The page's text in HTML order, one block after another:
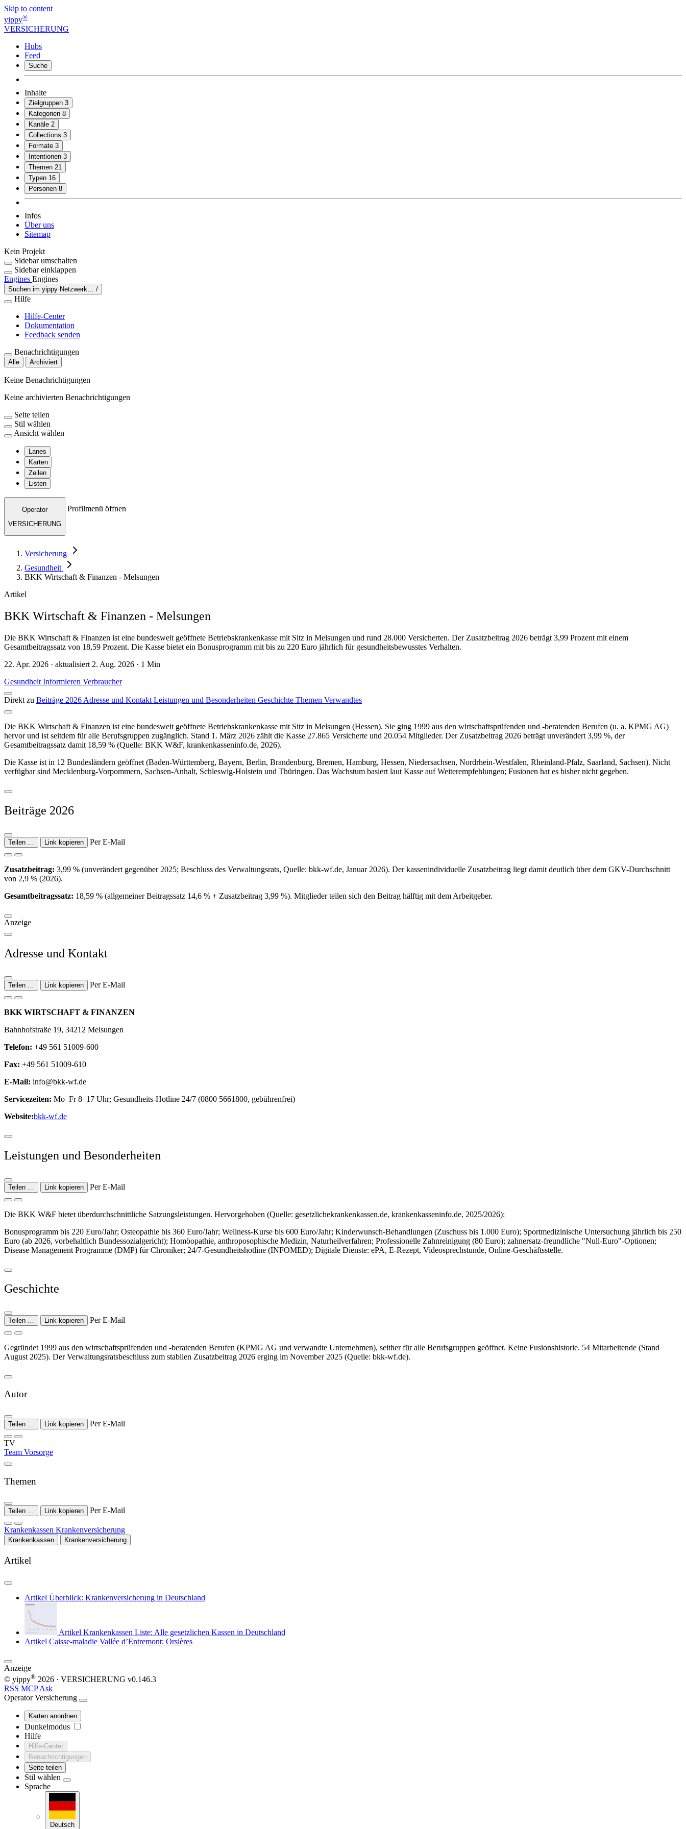
Skip to content
yippy®
VERSICHERUNG
Hubs
Feed
Suche
Inhalte
Zielgruppen 3
Kategorien 8
Kanäle 2
Collections 3
Formate 3
Intentionen 3
Themen 21
Typen 16
Personen 8
Infos
Über uns
Sitemap
Kein Projekt
Sidebar umschalten
Sidebar einklappen
Engines Engines
Suchen im yippy Netzwerk… /
Hilfe
Hilfe-Center
Dokumentation
Feedback senden
Benachrichtigungen
Alle Archiviert
Keine Benachrichtigungen
Keine archivierten Benachrichtigungen
Seite teilen
Stil wählen
Ansicht wählen
Lanes
Karten
Zeilen
Listen
Operator
VERSICHERUNG
Profilmenü öffnen
Versicherung
Gesundheit
BKK Wirtschaft & Finanzen - Melsungen
Artikel
BKK Wirtschaft & Finanzen - Melsungen
Die BKK Wirtschaft & Finanzen ist eine bundesweit geöffnete Betriebskrankenkasse mit Sitz in Melsungen und rund 28.000 Versicherten. Der Zusatzbeitrag 2026 beträgt 3,99 Prozent mit einem
Gesamtbeitragssatz von 18,59 Prozent. Die Kasse bietet ein Bonusprogramm mit bis zu 220 Euro jährlich für gesundheitsbewusstes Verhalten.
22. Apr. 2026 · aktualisiert 2. Aug. 2026 · 1 Min
Gesundheit Informieren Verbraucher
Direkt zu Beiträge 2026 Adresse und Kontakt Leistungen und Besonderheiten Geschichte Themen Verwandtes
Die BKK Wirtschaft & Finanzen ist eine bundesweit geöffnete Betriebskrankenkasse mit Sitz in Melsungen (Hessen). Sie ging 1999 aus den wirtschaftsprüfenden und -beratenden Berufen (u. a. KPMG AG)
hervor und ist seitdem für alle Berufsgruppen zugänglich. Stand 1. März 2026 zählt die Kasse 27.865 Versicherte und 20.054 Mitglieder. Der Zusatzbeitrag 2026 beträgt unverändert 3,99 %, der
Gesamtbeitragssatz damit 18,59 % (Quelle: BKK W&F, krankenkasseninfo.de, 2026).
Die Kasse ist in 12 Bundesländern geöffnet (Baden-Württemberg, Bayern, Berlin, Brandenburg, Bremen, Hamburg, Hessen, Niedersachsen, Nordrhein-Westfalen, Rheinland-Pfalz, Saarland, Sachsen). Nicht
verfügbar sind Mecklenburg-Vorpommern, Sachsen-Anhalt, Schleswig-Holstein und Thüringen. Das Wachstum basiert laut Kasse auf Weiterempfehlungen; Fusionen hat es bisher nicht gegeben.
Beiträge 2026
Teilen … Link kopieren Per E-Mail
Zusatzbeitrag: 3,99 % (unverändert gegenüber 2025; Beschluss des Verwaltungsrats, Quelle: bkk-wf.de, Januar 2026). Der kassenindividuelle Zusatzbeitrag liegt damit deutlich über dem GKV-Durchschnitt
von 2,9 % (2026).
Gesamtbeitragssatz: 18,59 % (allgemeiner Beitragssatz 14,6 % + Zusatzbeitrag 3,99 %). Mitglieder teilen sich den Beitrag hälftig mit dem Arbeitgeber.
Anzeige
Adresse und Kontakt
Teilen … Link kopieren Per E-Mail
BKK WIRTSCHAFT & FINANZEN
Bahnhofstraße 19, 34212 Melsungen
Telefon: +49 561 51009-600
Fax: +49 561 51009-610
E-Mail: info@bkk-wf.de
Servicezeiten: Mo–Fr 8–17 Uhr; Gesundheits-Hotline 24/7 (0800 5661800, gebührenfrei)
Website:bkk-wf.de
Leistungen und Besonderheiten
Teilen … Link kopieren Per E-Mail
Die BKK W&F bietet überdurchschnittliche Satzungsleistungen. Hervorgehoben (Quelle: gesetzlichekrankenkassen.de, krankenkasseninfo.de, 2025/2026):
Bonusprogramm bis 220 Euro/Jahr; Osteopathie bis 360 Euro/Jahr; Wellness-Kurse bis 600 Euro/Jahr; Kinderwunsch-Behandlungen (Zuschuss bis 1.000 Euro); Sportmedizinische Untersuchung jährlich bis 250
Euro (ab 2026, vorbehaltlich Bundessozialgericht); Homöopathie, anthroposophische Medizin, Naturheilverfahren; Professionelle Zahnreinigung (80 Euro); zahnersatz-freundliche "Null-Euro"-Optionen;
Disease Management Programme (DMP) für Chroniker; 24/7-Gesundheitshotline (INFOMED); Digitale Dienste: ePA, E-Rezept, Videosprechstunde, Online-Geschäftsstelle.
Geschichte
Teilen … Link kopieren Per E-Mail
Gegründet 1999 aus den wirtschaftsprüfenden und -beratenden Berufen (KPMG AG und verwandte Unternehmen), seither für alle Berufsgruppen geöffnet. Keine Fusionshistorie. 54 Mitarbeitende (Stand
August 2025). Der Verwaltungsratsbeschluss zum stabilen Zusatzbeitrag 2026 erging im November 2025 (Quelle: bkk-wf.de).
Autor
Teilen … Link kopieren Per E-Mail
TV
Team Vorsorge
Themen
Teilen … Link kopieren Per E-Mail
Krankenkassen Krankenversicherung
Krankenkassen Krankenversicherung
Artikel
Artikel Überblick: Krankenversicherung in Deutschland
Artikel Krankenkassen Liste: Alle gesetzlichen Kassen in Deutschland
Artikel Caisse-maladie Vallée d’Entremont: Orsières
Anzeige
© yippy® 2026 · VERSICHERUNG v0.146.3
RSS MCPAsk
Operator Versicherung
Karten anordnen
Dunkelmodus
Hilfe
Hilfe-Center
Benachrichtigungen
Seite teilen
Stil wählen
Sprache
Deutsch